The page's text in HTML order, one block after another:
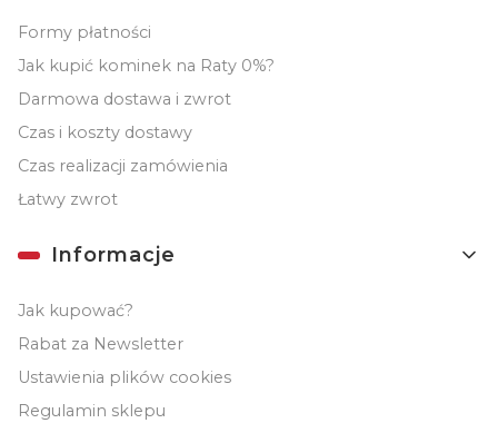
Formy płatności
Jak kupić kominek na Raty 0%?
Darmowa dostawa i zwrot
Czas i koszty dostawy
Czas realizacji zamówienia
Łatwy zwrot
Informacje
Jak kupować?
Rabat za Newsletter
Ustawienia plików cookies
Regulamin sklepu